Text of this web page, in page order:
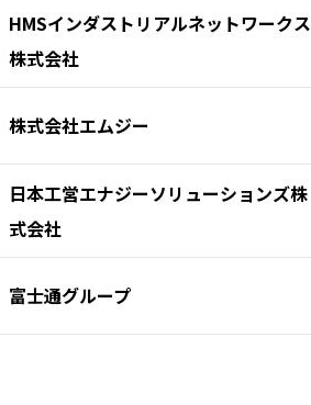
HMSインダストリアルネットワークス
株式会社
株式会社エムジー
日本工営エナジーソリューションズ株
式会社
富士通グループ